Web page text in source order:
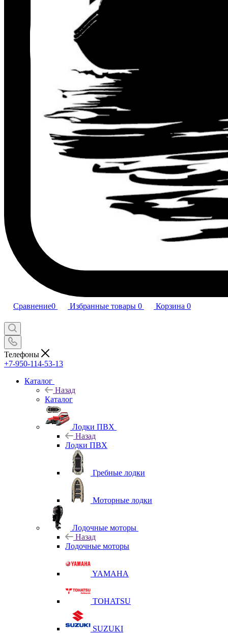
Сравнение0 Избранные товары 0 Корзина 0
Телефоны
+7-950-114-53-13
Каталог
Назад
Каталог
Лодки ПВХ
Назад
Лодки ПВХ
Гребные лодки
Моторные лодки
Лодочные моторы
Назад
Лодочные моторы
YAMAHA
TOHATSU
SUZUKI